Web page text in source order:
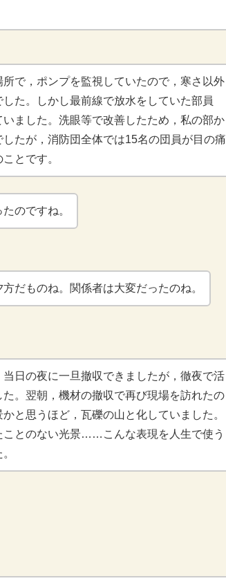
で，ポンプを監視していたので，寒さ以外
た。しかし最前線で放水をしていた部員
ました。洗眼等で改善したため，私の部か
たが，消防団全体では15名の団員が目の痛
とです。
のですね。
だものね。関係者は大変だったのね。
日の夜に一旦撤収できましたが，徹夜で活
。翌朝，機材の撤収で再び現場を訪れたの
と思うほど，瓦礫の山と化していました。
ことのない光景……こんな表現を人生で使う